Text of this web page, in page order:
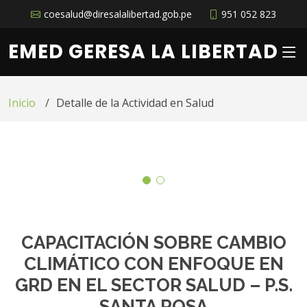
coesalud@diresalalibertad.gob.pe 951 052 823
EMED GERESA LA LIBERTAD
Inicio Detalle de la Actividad en Salud
CAPACITACIÓN SOBRE CAMBIO
CLIMÁTICO CON ENFOQUE EN
GRD EN EL SECTOR SALUD – P.S.